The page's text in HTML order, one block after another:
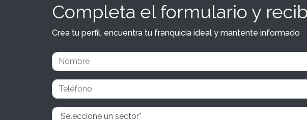
Completa el formulario y
Crea tu perfil, encuentra tu franquicia ideal y mantente informado